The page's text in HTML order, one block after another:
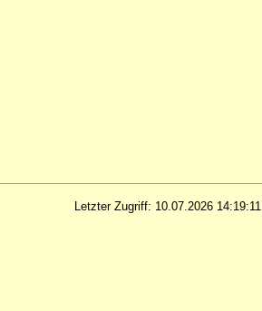
Letzter Zugriff: 10.07.2026 14:19:11